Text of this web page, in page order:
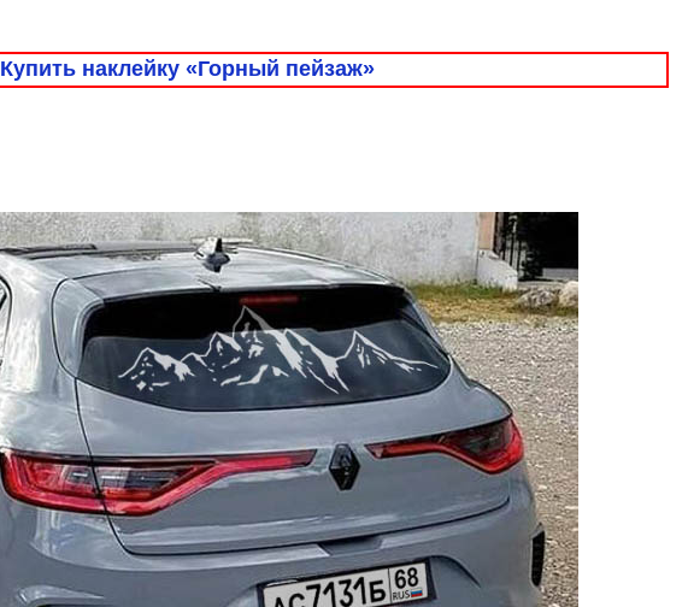
Купить наклейку «Горный пейзаж»